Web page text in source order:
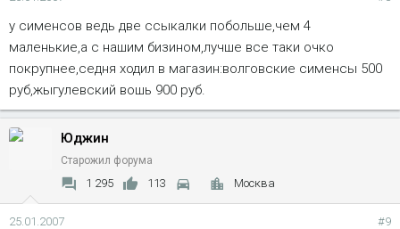
у сименсов ведь две ссыкалки побольше,чем 4
маленькие,а с нашим бизином,лучше все таки очко
покрупнее,седня ходил в магазин:волговские сименсы 500
руб,жыгулевский вошь 900 руб.
Юджин
Старожил форума
1 295 113 Москва
25.01.2007 #9